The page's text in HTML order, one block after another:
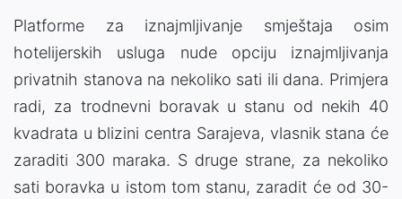
Platforme za iznajmljivanje smještaja osim
hotelijerskih usluga nude opciju iznajmljivanja
privatnih stanova na nekoliko sati ili dana. Primjera
radi, za trodnevni boravak u stanu od nekih 40
kvadrata u blizini centra Sarajeva, vlasnik stana će
zaraditi 300 maraka. S druge strane, za nekoliko
sati boravka u istom tom stanu, zaradit će od 30-